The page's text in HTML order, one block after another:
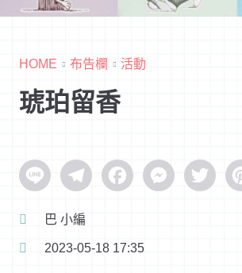
HOME 布告欄 活動
琥珀留香
Line TelegramFacebookMessenger
Twitter
巴 小編
2023-05-18 17:35